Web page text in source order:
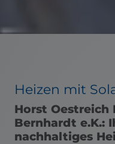
Heizen mit
Horst Oestreich
Bernhardt e.K.:
nachhaltiges